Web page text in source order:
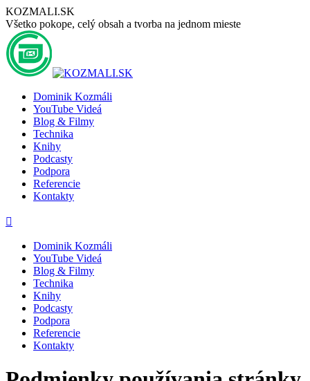
Preskočiť
na
obsah
KOZMALI.SK
Všetko pokope, celý obsah a tvorba na jednom mieste
Dominik Kozmáli
YouTube Videá
Blog & Filmy
Technika
Knihy
Podcasty
Podpora
Referencie
Kontakty
Stránka
otvorí
novom
okne
Stránka
otvorí
novom
okne
Stránka
otvorí
novom
okne
otvorí
novom
okne
otvorí
novom
okne
Dominik Kozmáli
YouTube Videá
Blog & Filmy
Technika
Knihy
Podcasty
Podpora
Referencie
Kontakty